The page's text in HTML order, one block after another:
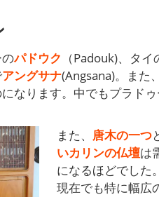
パドウク （Padouk)、タイ
アングサナ(Angsana)。また
なります。中でもプラド
また、 唐木の一つ
いカリンの仏壇は
になるほどでした。
現在でも特に幅広